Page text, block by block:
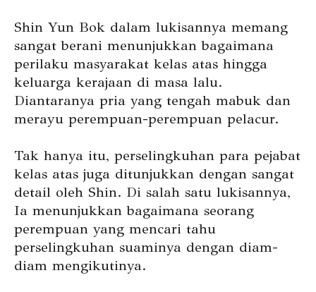
Shin Yun Bok dalam lukisannya memang
sangat berani menunjukkan bagaimana
perilaku masyarakat kelas atas hingga
keluarga kerajaan di masa lalu.
Diantaranya pria yang tengah mabuk dan
merayu perempuan-perempuan pelacur.
Tak hanya itu, perselingkuhan para pejabat
kelas atas juga ditunjukkan dengan sangat
detail oleh Shin. Di salah satu lukisannya,
Ia menunjukkan bagaimana seorang
perempuan yang mencari tahu
perselingkuhan suaminya dengan diam-
diam mengikutinya.